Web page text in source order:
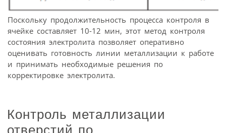
Поскольку продолжительность процесса контроля в
ячейке составляет 10-12 мин, этот метод контроля
состояния электролита позволяет оперативно
оценивать готовность линии металлизации к работе
и принимать необходимые решения по
корректировке электролита.
Контроль металлизации